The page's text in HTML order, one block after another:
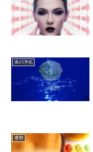
体の浄化
運勢